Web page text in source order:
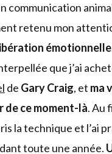
communication
retenu mon
émotionnelle
que j’ai
de Gary Craig, et ma
de ce moment-là. Au
la technique et l’ai
toute une année.